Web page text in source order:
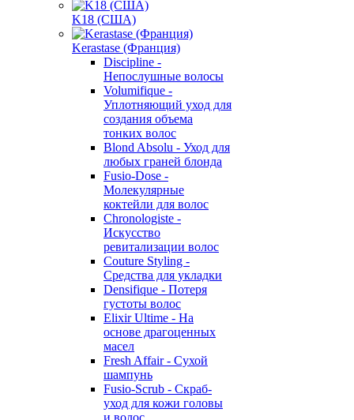
K18 (США)
Kerastase (Франция)
Discipline -
Непослушные волосы
Volumifique -
Уплотняющий уход для
создания объема
тонких волос
Blond Absolu - Уход для
любых граней блонда
Fusio-Dose -
Молекулярные
коктейли для волос
Chronologiste -
Искусство
ревитализации волос
Couture Styling -
Средства для укладки
Densifique - Потеря
густоты волос
Elixir Ultime - На
основе драгоценных
масел
Fresh Affair - Сухой
шампунь
Fusio-Scrub - Скраб-
уход для кожи головы
и волос